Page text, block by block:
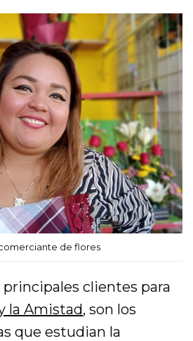
de flores
principales clientes para
la Amistad, son los
que estudian la